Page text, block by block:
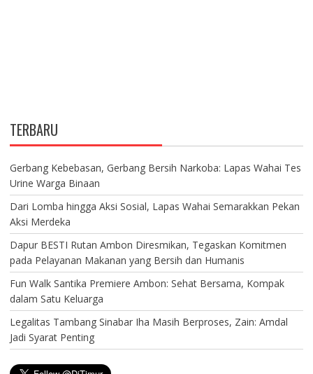
TERBARU
Gerbang Kebebasan, Gerbang Bersih Narkoba: Lapas Wahai Tes
Urine Warga Binaan
Dari Lomba hingga Aksi Sosial, Lapas Wahai Semarakkan Pekan
Aksi Merdeka
Dapur BESTI Rutan Ambon Diresmikan, Tegaskan Komitmen
pada Pelayanan Makanan yang Bersih dan Humanis
Fun Walk Santika Premiere Ambon: Sehat Bersama, Kompak
dalam Satu Keluarga
Legalitas Tambang Sinabar Iha Masih Berproses, Zain: Amdal
Jadi Syarat Penting